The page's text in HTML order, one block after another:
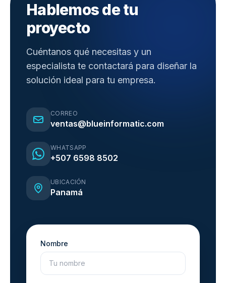
Hablemos de tu
proyecto
Cuéntanos qué necesitas y un
especialista te contactará para diseñar la
solución ideal para tu empresa.
CORREO
ventas@blueinformatic.com
WHATSAPP
+507 6598 8502
UBICACIÓN
Panamá
Nombre